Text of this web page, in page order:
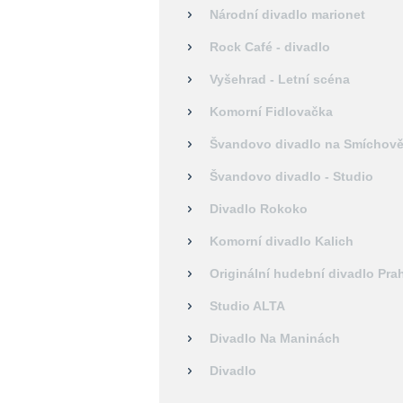
Národní divadlo marionet
Rock Café - divadlo
Vyšehrad - Letní scéna
Komorní Fidlovačka
Švandovo divadlo na Smíchově
Švandovo divadlo - Studio
Divadlo Rokoko
Komorní divadlo Kalich
Originální hudební divadlo
Studio ALTA
Divadlo Na Maninách
Divadlo